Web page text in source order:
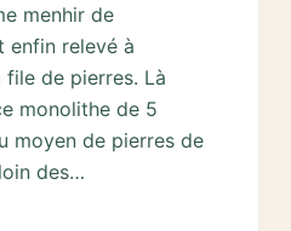
menhir de
enfin relevé à
file de pierres. Là
monolithe de 5
moyen de pierres de
des…